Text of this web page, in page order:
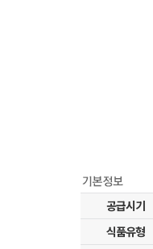
공급시기
식품유형